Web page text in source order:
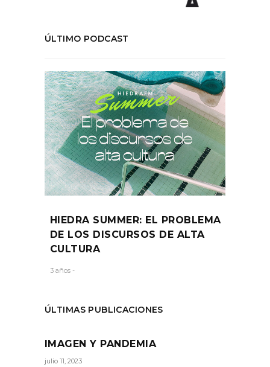
ÚLTIMO PODCAST
HIEDRA SUMMER: EL PROBLEMA
DE LOS DISCURSOS DE ALTA
CULTURA
3 años -
ÚLTIMAS PUBLICACIONES
IMAGEN Y PANDEMIA
julio 11, 2023